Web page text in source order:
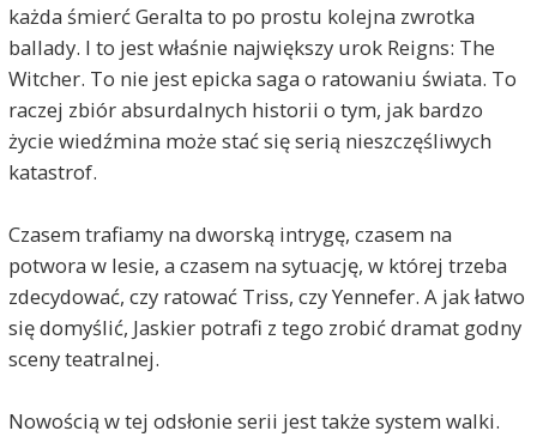
każda śmierć Geralta to po prostu kolejna zwrotka
ballady. I to jest właśnie największy urok Reigns: The
Witcher. To nie jest epicka saga o ratowaniu świata. To
raczej zbiór absurdalnych historii o tym, jak bardzo
życie wiedźmina może stać się serią nieszczęśliwych
katastrof.
Czasem trafiamy na dworską intrygę, czasem na
potwora w lesie, a czasem na sytuację, w której trzeba
zdecydować, czy ratować Triss, czy Yennefer. A jak łatwo
się domyślić, Jaskier potrafi z tego zrobić dramat godny
sceny teatralnej.
Nowością w tej odsłonie serii jest także system walki.